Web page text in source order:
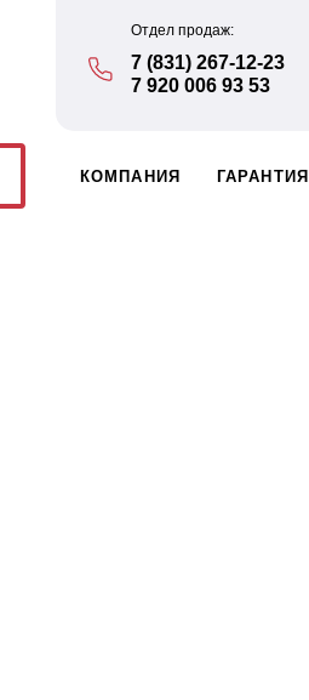
Отдел продаж:
7 (831) 267-12-23
7 920 006 93 53
КОМПАНИЯ ГАРАНТИЯ